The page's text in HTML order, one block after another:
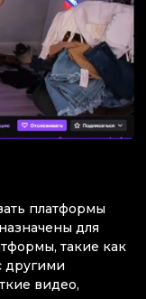
платформы
для
такие как
другими
видео,